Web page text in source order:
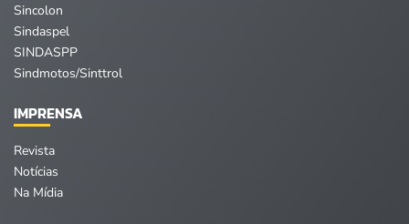
Sincolon
Sindaspel
SINDASPP
Sindmotos/Sinttrol
IMPRENSA
Revista
Notícias
Na Mídia